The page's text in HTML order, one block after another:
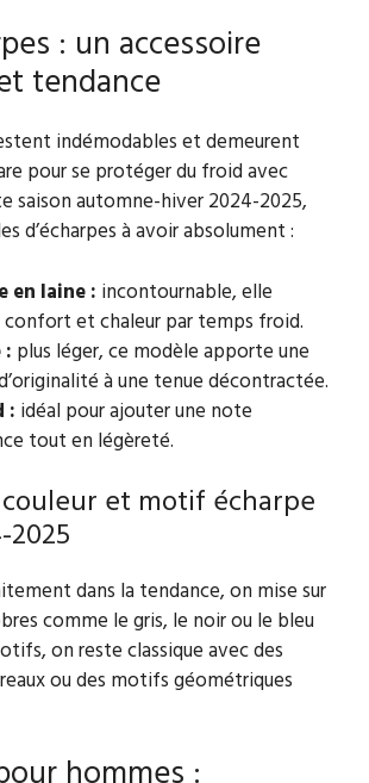
: un accessoire
tendance
indémodables et demeurent
pour se protéger du froid avec
saison automne-hiver 2024-2025,
d’écharpes à avoir absolument :
en laine : incontournable, elle
et chaleur par temps froid.
: plus léger, ce modèle apporte une
à une tenue décontractée.
: idéal pour ajouter une note
tout en légèreté.
et motif écharpe
dans la tendance, on mise sur
comme le gris, le noir ou le bleu
on reste classique avec des
ou des motifs géométriques